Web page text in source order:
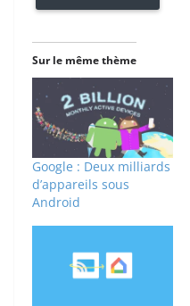
Sur le même thème
Google : Deux milliards
d’appareils sous
Android